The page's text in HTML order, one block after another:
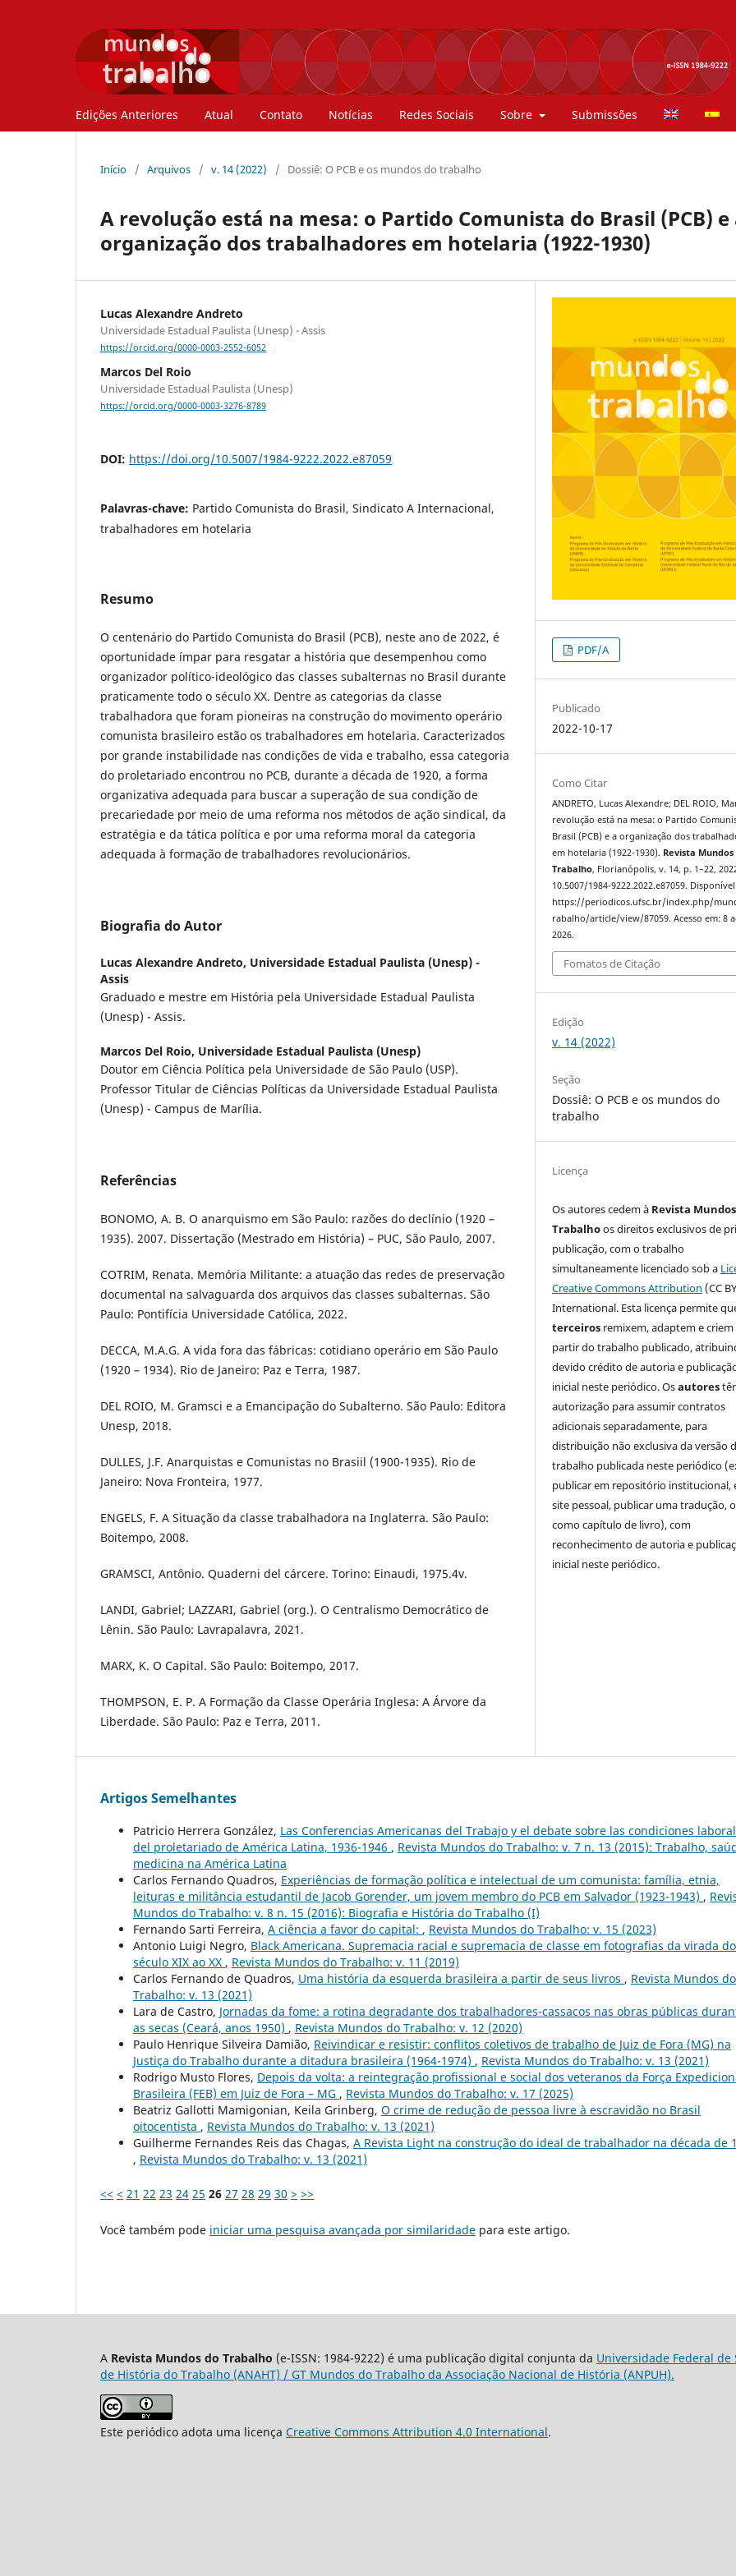
Edições Anteriores Atual Contato Notícias Redes Sociais Sobre Submissões
Início / Arquivos / v. 14 (2022) / Dossiê: O PCB e os mundos do trabalho
A revolução está na mesa: o Partido Comunista do Brasil (PCB) e
organização dos trabalhadores em hotelaria (1922-1930)
Lucas Alexandre Andreto
Universidade Estadual Paulista (Unesp) - Assis
https://orcid.org/0000-0003-2552-6052
Marcos Del Roio
Universidade Estadual Paulista (Unesp)
https://orcid.org/0000-0003-3276-8789
DOI: https://doi.org/10.5007/1984-9222.2022.e87059
Palavras-chave: Partido Comunista do Brasil, Sindicato A Internacional,
trabalhadores em hotelaria
Resumo
O centenário do Partido Comunista do Brasil (PCB), neste ano de 2022, é
oportunidade ímpar para resgatar a história que desempenhou como
organizador político-ideológico das classes subalternas no Brasil durante
praticamente todo o século XX. Dentre as categorias da classe
trabalhadora que foram pioneiras na construção do movimento operário
comunista brasileiro estão os trabalhadores em hotelaria. Caracterizados
por grande instabilidade nas condições de vida e trabalho, essa categoria
do proletariado encontrou no PCB, durante a década de 1920, a forma
organizativa adequada para buscar a superação de sua condição de
precariedade por meio de uma reforma nos métodos de ação sindical, da
estratégia e da tática política e por uma reforma moral da categoria
adequada à formação de trabalhadores revolucionários.
Biografia do Autor
Lucas Alexandre Andreto, Universidade Estadual Paulista (Unesp) -
Assis
Graduado e mestre em História pela Universidade Estadual Paulista
(Unesp) - Assis.
Marcos Del Roio, Universidade Estadual Paulista (Unesp)
Doutor em Ciência Política pela Universidade de São Paulo (USP).
Professor Titular de Ciências Políticas da Universidade Estadual Paulista
(Unesp) - Campus de Marília.
Referências
BONOMO, A. B. O anarquismo em São Paulo: razões do declínio (1920 –
1935). 2007. Dissertação (Mestrado em História) – PUC, São Paulo, 2007.
COTRIM, Renata. Memória Militante: a atuação das redes de preservação
documental na salvaguarda dos arquivos das classes subalternas. São
Paulo: Pontifícia Universidade Católica, 2022.
DECCA, M.A.G. A vida fora das fábricas: cotidiano operário em São Paulo
(1920 – 1934). Rio de Janeiro: Paz e Terra, 1987.
DEL ROIO, M. Gramsci e a Emancipação do Subalterno. São Paulo: Editora
Unesp, 2018.
DULLES, J.F. Anarquistas e Comunistas no Brasiil (1900-1935). Rio de
Janeiro: Nova Fronteira, 1977.
ENGELS, F. A Situação da classe trabalhadora na Inglaterra. São Paulo:
Boitempo, 2008.
GRAMSCI, Antônio. Quaderni del cárcere. Torino: Einaudi, 1975.4v.
LANDI, Gabriel; LAZZARI, Gabriel (org.). O Centralismo Democrático de
Lênin. São Paulo: Lavrapalavra, 2021.
MARX, K. O Capital. São Paulo: Boitempo, 2017.
THOMPSON, E. P. A Formação da Classe Operária Inglesa: A Árvore da
Liberdade. São Paulo: Paz e Terra, 2011.
PDF/A
Publicado
2022-10-17
Como Citar
ANDRETO, Lucas Alexandre; DEL ROIO,
revolução está na mesa: o Partido
Brasil (PCB) e a organização dos
em hotelaria (1922-1930). Revista Mundos
Trabalho, Florianópolis, v. 14, p. 1–22,
10.5007/1984-9222.2022.e87059.
https://periodicos.ufsc.br/index.php/
rabalho/article/view/87059. Acesso em: 8
2026.
Fomatos de Citação
Edição
v. 14 (2022)
Seção
Dossiê: O PCB e os mundos do
trabalho
Licença
Os autores cedem à Revista
Trabalhoos direitos exclusivos de
publicação, com o trabalho
simultaneamente licenciado sob a
Creative Commons Attribution (CC
International. Esta licença permite
terceiros remixem, adaptem e criem
partir do trabalho publicado,
devido crédito de autoria e
inicial neste periódico. Osautores
autorização para assumir contratos
adicionais separadamente, para
distribuição não exclusiva da versão
trabalho publicada neste periódico
publicar em repositório institucional,
site pessoal, publicar uma tradução,
como capítulo de livro), com
reconhecimento de autoria e
inicial neste periódico.
Artigos Semelhantes
Patricio Herrera González, Las Conferencias Americanas del Trabajo y el debate sobre las condiciones
del proletariado de América Latina, 1936-1946 , Revista Mundos do Trabalho: v. 7 n. 13 (2015): Trabalho,
medicina na América Latina
Carlos Fernando Quadros, Experiências de formação política e intelectual de um comunista: família, etnia,
leituras e militância estudantil de Jacob Gorender, um jovem membro do PCB em Salvador (1923-1943) ,
Mundos do Trabalho: v. 8 n. 15 (2016): Biografia e História do Trabalho (I)
Fernando Sarti Ferreira, A ciência a favor do capital: , Revista Mundos do Trabalho: v. 15 (2023)
Antonio Luigi Negro, Black Americana. Supremacia racial e supremacia de classe em fotografias da virada do
século XIX ao XX , Revista Mundos do Trabalho: v. 11 (2019)
Carlos Fernando de Quadros, Uma história da esquerda brasileira a partir de seus livros , Revista Mundos do
Trabalho: v. 13 (2021)
Lara de Castro, Jornadas da fome: a rotina degradante dos trabalhadores-cassacos nas obras públicas
as secas (Ceará, anos 1950) , Revista Mundos do Trabalho: v. 12 (2020)
Paulo Henrique Silveira Damião, Reivindicar e resistir: conflitos coletivos de trabalho de Juiz de Fora (MG) na
Justiça do Trabalho durante a ditadura brasileira (1964-1974) , Revista Mundos do Trabalho: v. 13 (2021)
Rodrigo Musto Flores, Depois da volta: a reintegração profissional e social dos veteranos da Força
Brasileira (FEB) em Juiz de Fora – MG , Revista Mundos do Trabalho: v. 17 (2025)
Beatriz Gallotti Mamigonian, Keila Grinberg, O crime de redução de pessoa livre à escravidão no Brasil
oitocentista , Revista Mundos do Trabalho: v. 13 (2021)
Guilherme Fernandes Reis das Chagas, A Revista Light na construção do ideal de trabalhador na década de
, Revista Mundos do Trabalho: v. 13 (2021)
<< < 21 22 23 24 25 26 27 28 29 30 > >>
Você também pode iniciar uma pesquisa avançada por similaridade para este artigo.
A Revista Mundos do Trabalho (e-ISSN: 1984-9222) é uma publicação digital conjunta da Universidade Federal de
de História do Trabalho (ANAHT) / GT Mundos do Trabalho da Associação Nacional de História (ANPUH).
Este periódico adota uma licença Creative Commons Attribution 4.0 International.